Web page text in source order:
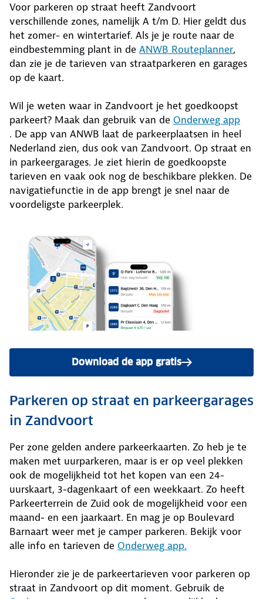
Voor parkeren op straat heeft Zandvoort
verschillende zones, namelijk A t/m D. Hier geldt dus
het zomer- en wintertarief. Als je je route naar de
eindbestemming plant in de ANWB Routeplanner,
dan zie je de tarieven van straatparkeren en garages
op de kaart.
Wil je weten waar in Zandvoort je het goedkoopst
parkeert? Maak dan gebruik van de Onderweg app
. De app van ANWB laat de parkeerplaatsen in heel
Nederland zien, dus ook van Zandvoort. Op straat en
in parkeergarages. Je ziet hierin de goedkoopste
tarieven en vaak ook nog de beschikbare plekken. De
navigatiefunctie in de app brengt je snel naar de
voordeligste parkeerplek.
Download de app gratis
Parkeren op straat en parkeergarages
in Zandvoort
Per zone gelden andere parkeerkaarten. Zo heb je te
maken met uurparkeren, maar is er op veel plekken
ook de mogelijkheid tot het kopen van een 24-
uurskaart, 3-dagenkaart of een weekkaart. Zo heeft
Parkeerterrein de Zuid ook de mogelijkheid voor een
maand- en een jaarkaart. En mag je op Boulevard
Barnaart weer met je camper parkeren. Bekijk voor
alle info en tarieven de Onderweg app.
Hieronder zie je de parkeertarieven voor parkeren op
straat in Zandvoort op dit moment. Gebruik de